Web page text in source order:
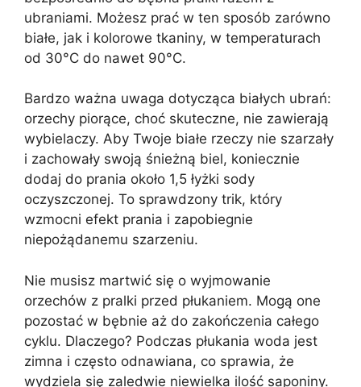
ubraniami. Możesz prać w ten sposób zarówno
białe, jak i kolorowe tkaniny, w temperaturach
od 30°C do nawet 90°C.
Bardzo ważna uwaga dotycząca białych ubrań:
orzechy piorące, choć skuteczne, nie zawierają
wybielaczy. Aby Twoje białe rzeczy nie szarzały
i zachowały swoją śnieżną biel, koniecznie
dodaj do prania około 1,5 łyżki sody
oczyszczonej. To sprawdzony trik, który
wzmocni efekt prania i zapobiegnie
niepożądanemu szarzeniu.
Nie musisz martwić się o wyjmowanie
orzechów z pralki przed płukaniem. Mogą one
pozostać w bębnie aż do zakończenia całego
cyklu. Dlaczego? Podczas płukania woda jest
zimna i często odnawiana, co sprawia, że
wydziela się zaledwie niewielka ilość saponiny.